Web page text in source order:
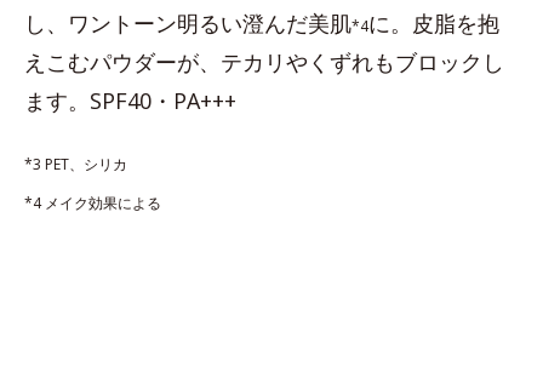
し、ワントーン明るい澄んだ美肌*4に。皮脂を抱
えこむパウダーが、テカリやくずれもブロックし
ます。SPF40・PA+++
*3 PET、シリカ
*4 メイク効果による